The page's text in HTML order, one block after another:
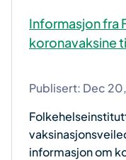
Informasjon fra
koronavaksine
Publisert: Dec
informasjon om